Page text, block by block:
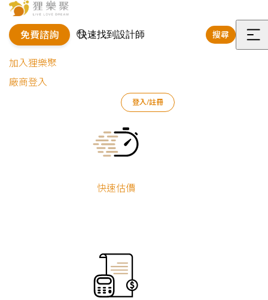
免費諮詢 搜尋
選
加入狸樂聚
廠商登入
登入/註冊
快速估價
案例文章
Current:
三代同堂｜現代輕奢宅